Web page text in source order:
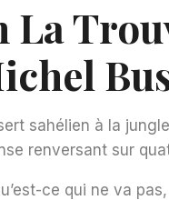
La
sahélien à la
renversant sur
ce qui ne va